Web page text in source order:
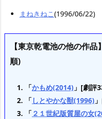
まねきねこ(1996/06/22)
【東京乾電池の他の作
順)
「かもめ(2014) 」[劇評
「しとやかな獣(1996)
「２１世紀版質屋の女